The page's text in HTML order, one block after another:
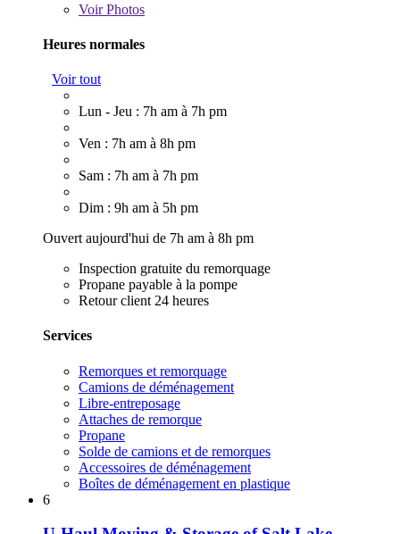
VoirPhotos
Heures normales
Voir tout
Lun - Jeu : 7h am à 7h pm
Ven : 7h am à 8h pm
Sam : 7h am à 7h pm
Dim : 9h am à 5h pm
Ouvert aujourd'hui de 7h am à 8h pm
Inspection gratuite du remorquage
Propane payable à la pompe
Retour client 24 heures
Services
Remorques et remorquage
Camions de déménagement
Libre-entreposage
Attaches de remorque
Propane
Solde de camions et de remorques
Accessoires de déménagement
Boîtes de déménagement en plastique
6